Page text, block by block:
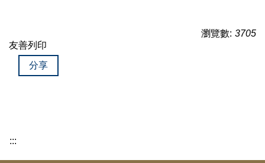
瀏覽數: 3705
友善列印
分享
:::